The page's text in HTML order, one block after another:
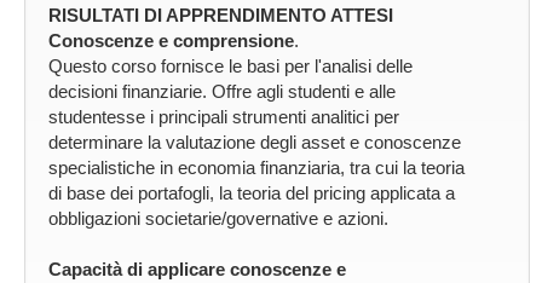
RISULTATI DI APPRENDIMENTO ATTESI
Conoscenze e comprensione.
Questo corso fornisce le basi per l'analisi delle
decisioni finanziarie. Offre agli studenti e alle
studentesse i principali strumenti analitici per
determinare la valutazione degli asset e conoscenze
specialistiche in economia finanziaria, tra cui la teoria
di base dei portafogli, la teoria del pricing applicata a
obbligazioni societarie/governative e azioni.
Capacità di applicare conoscenze e